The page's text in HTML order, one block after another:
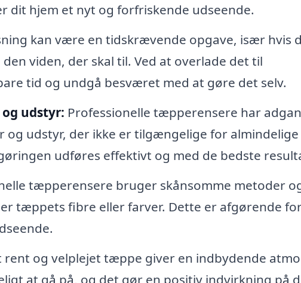
dit hjem et nyt og forfriskende udseende.
kan være en tidskrævende opgave, især hvis
viden, der skal til. Ved at overlade det til
tid og undgå besværet med at gøre det selv.
udstyr: Professionelle tæpperensere har
og udstyr, der ikke er tilgængelige for almindelige
udføres effektivt og med de bedste
tæpperensere bruger skånsomme metoder
tæppets fibre eller farver. Dette er afgørende
rent og velplejet tæppe giver en indbydende
at gå på, og det gør en positiv indvirkning på